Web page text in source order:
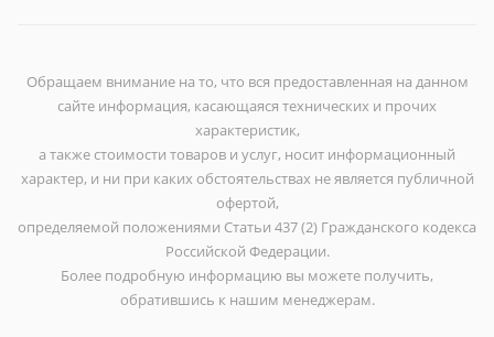
Обращаем внимание на то, что вся предоставленная на данном
сайте информация, касающаяся технических и прочих
характеристик,
а также стоимости товаров и услуг, носит информационный
характер, и ни при каких обстоятельствах не является публичной
офертой,
определяемой положениями Статьи 437 (2) Гражданского кодекса
Российской Федерации.
Более подробную информацию вы можете получить,
обратившись к нашим менеджерам.